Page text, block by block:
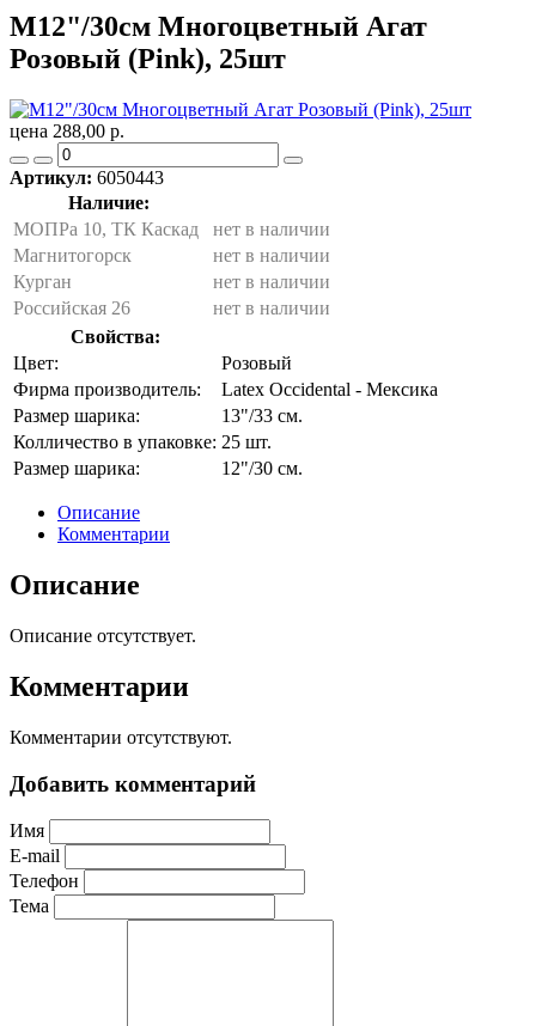
M12"/30см Многоцветный Агат
Розовый (Pink), 25шт
цена 288,00 р.
Артикул: 6050443
Наличие:
МОПРа 10, ТК Каскад
нет в наличии
Магнитогорск
нет в наличии
Курган
нет в наличии
Российская 26
нет в наличии
Свойства:
Цвет:
Розовый
Фирма производитель:
Latex Occidental - Мексика
Размер шарика:
13"/33 см.
Колличество в упаковке: 25 шт.
Размер шарика:
12"/30 см.
Описание
Комментарии
Описание
Описание отсутствует.
Комментарии
Комментарии отсутствуют.
Добавить комментарий
Имя
E-mail
Телефон
Тема